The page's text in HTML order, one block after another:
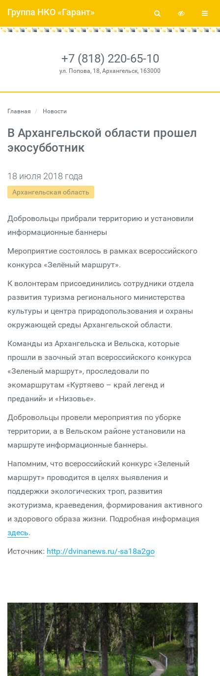
+7 (818) 220-65-10
ул. Попова, 18, Архангельск, 163000
Группа НКО «Гарант»
Главная Новости
В Архангельской области прошел
экосубботник
18 июля 2018 года
Архангельская область
Добровольцы прибрали территорию и установили
информационные баннеры
Мероприятие состоялось в рамках всероссийского
конкурса «Зелёный маршрут».
К волонтерам присоединились сотрудники отдела
развития туризма регионального министерства
культуры и центра природопользования и охраны
окружающей среды Архангельской области.
Команды из Архангельска и Вельска, которые
прошли в заочный этап всероссийского конкурса
«Зеленый маршрут», проследовали по
экомаршрутам «Куртяево – край легенд и
преданий» и «Низовье».
Добровольцы провели мероприятия по уборке
территории, а в Вельском районе установили на
маршруте информационные баннеры.
Напомним, что всероссийский конкурс «Зеленый
маршрут» проводится в целях выявления и
поддержки экологических троп, развития
экотуризма, краеведения, формирования активного
и здорового образа жизни. Подробная информация
здесь.
Источник: http://dvinanews.ru/-sa18a2go